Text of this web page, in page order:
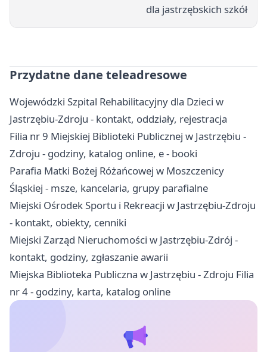
dla jastrzębskich szkół
Przydatne dane teleadresowe
Wojewódzki Szpital Rehabilitacyjny dla Dzieci w
Jastrzębiu-Zdroju - kontakt, oddziały, rejestracja
Filia nr 9 Miejskiej Biblioteki Publicznej w Jastrzębiu -
Zdroju - godziny, katalog online, e - booki
Parafia Matki Bożej Różańcowej w Moszczenicy
Śląskiej - msze, kancelaria, grupy parafialne
Miejski Ośrodek Sportu i Rekreacji w Jastrzębiu-Zdroju
- kontakt, obiekty, cenniki
Miejski Zarząd Nieruchomości w Jastrzębiu-Zdrój -
kontakt, godziny, zgłaszanie awarii
Miejska Biblioteka Publiczna w Jastrzębiu - Zdroju Filia
nr 4 - godziny, karta, katalog online